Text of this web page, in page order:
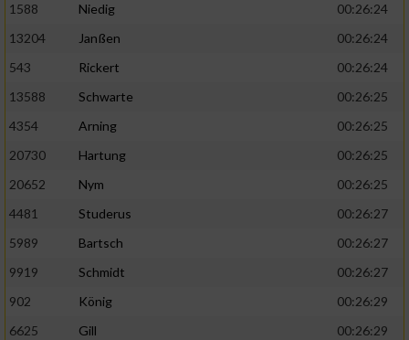
1588
Niedig
00:26:24
13204
Janßen
00:26:24
543
Rickert
00:26:24
13588
Schwarte
00:26:25
4354
Arning
00:26:25
20730
Hartung
00:26:25
20652
Nym
00:26:25
4481
Studerus
00:26:27
5989
Bartsch
00:26:27
9919
Schmidt
00:26:27
902
König
00:26:29
6625
Gill
00:26:29